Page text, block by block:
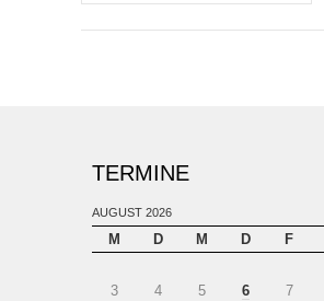
TERMINE
AUGUST 2026
M D M D F
3
4 5 6 7